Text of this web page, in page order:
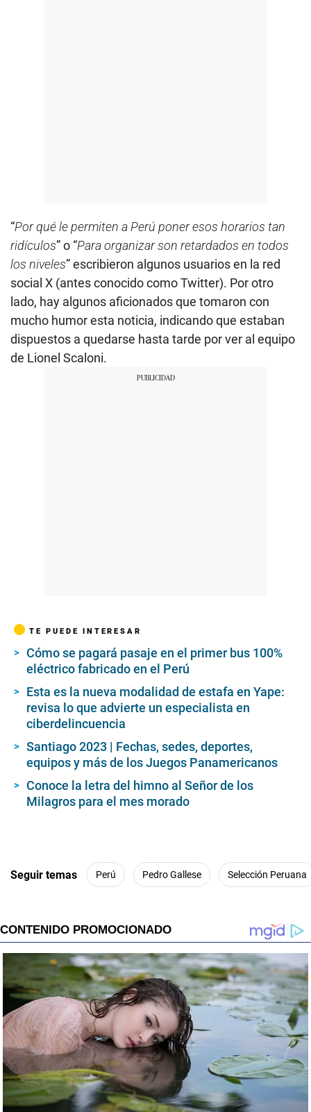
“Por qué le permiten a Perú poner esos horarios tan
ridículos” o “Para organizar son retardados en todos
los niveles” escribieron algunos usuarios en la red
social X (antes conocido como Twitter). Por otro
lado, hay algunos aficionados que tomaron con
mucho humor esta noticia, indicando que estaban
dispuestos a quedarse hasta tarde por ver al equipo
de Lionel Scaloni.
TE PUEDE INTERESAR
Cómo se pagará pasaje en el primer bus 100%
eléctrico fabricado en el Perú
Esta es la nueva modalidad de estafa en Yape:
revisa lo que advierte un especialista en
ciberdelincuencia
Santiago 2023 | Fechas, sedes, deportes,
equipos y más de los Juegos Panamericanos
Conoce la letra del himno al Señor de los
Milagros para el mes morado
Seguir temas Perú Pedro Gallese Selección Peruana